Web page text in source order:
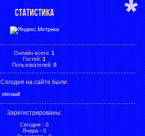
СТАТИСТИКА
Онлайн всего: 1
Гостей: 1
Пользователей: 0
Сегодня на сайте были:
elenaall
Зарегистрированы:
Сегодня - 0
Вчера - 0